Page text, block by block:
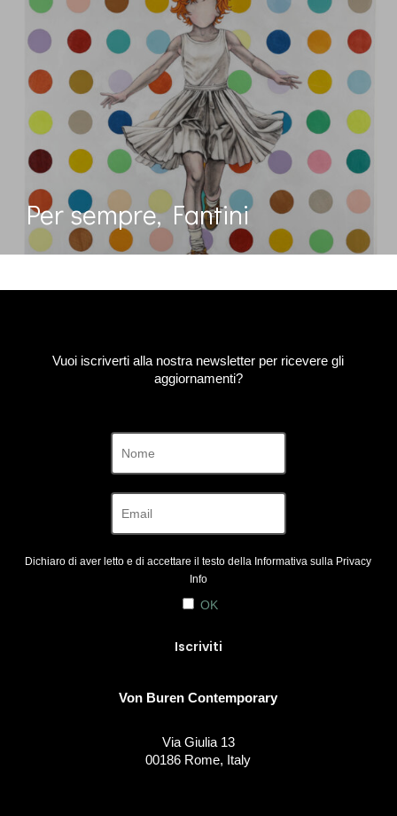
Per sempre, Fantini
Vuoi iscriverti alla nostra newsletter per ricevere gli
aggiornamenti?
Dichiaro di aver letto e di accettare il testo della Informativa sulla Privacy
Info
OK
Von Buren Contemporary
Via Giulia 13
00186 Rome, Italy